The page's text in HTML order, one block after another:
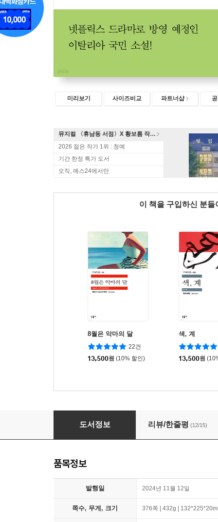
미리보기 사이즈비교 파트너샵
뮤지컬 〈휴남동 서점〉X 황보름 작가 북토크
2026 젊은 작가 1위 : 청예
기간 한정 특가 도서
오직, 예스24에서만
이 책을 구입하신 분
8월은 악마의 달
22건
13,500원 (10% 할인)
색, 계
13,500원
도서정보 리뷰/한줄평 (12/15)
품목정보
발행일 2024년 11월 12일
쪽수, 무게, 크기 376쪽 | 432g |